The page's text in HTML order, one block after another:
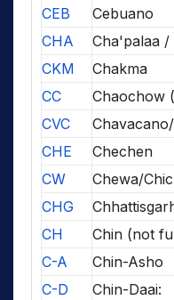
CEB
Cebuano
CHA
Cha'palaa /
CKM
Chakma
CC
Chaochow
CVC
CHE
Chechen
CW
Chewa/
CHG
CH
Chin (not
C-A
Chin-Asho
C-D
Chin-Daai: